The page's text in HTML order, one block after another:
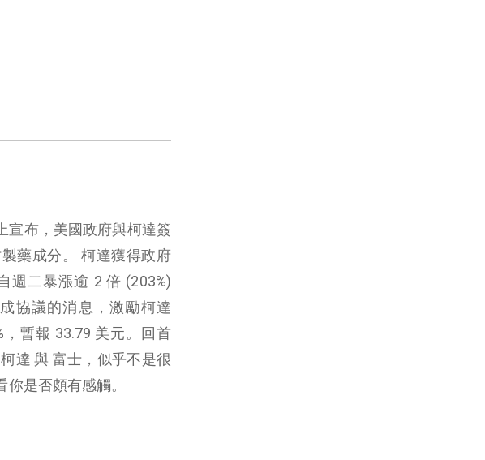
宣布，美國政府與柯達簽
藥成分。 柯達獲得政府
週二暴漲逾 2 倍 (203%)
協議的消息，激勵柯達
，暫報 33.79 美元。回首
達 與 富士，似乎不是很
是否頗有感觸。